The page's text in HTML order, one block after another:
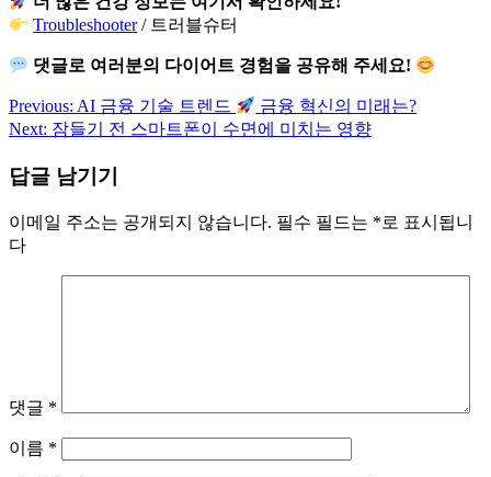
Troubleshooter/ 트러블슈터
댓글로 여러분의 다이어트 경험을 공유해 주세요!
글
색
Previous: AI 금융 기술 트렌드
금융 혁신의 미래는?
Next: 잠들기 전 스마트폰이 수면에 미치는 영향
답글 남기기
이메일 주소는 공개되지 않습니다. 필수 필드는 *로 표시됩니
다
댓글 *
이름 *